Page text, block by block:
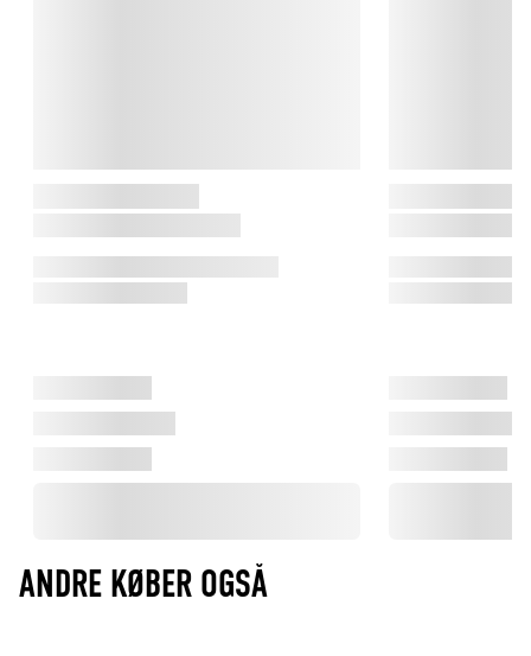
ANDRE KØBER OGSÅ